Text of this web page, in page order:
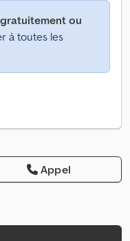
ou
à toutes les
Appel